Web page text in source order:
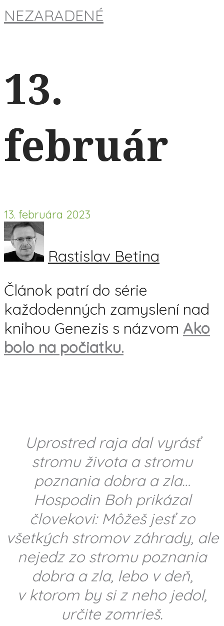
NEZARADENÉ
13.
február
13. februára 2023
Rastislav Betina
Článok patrí do série
každodenných zamyslení nad
knihou Genezis s názvom Ako
bolo na počiatku.
Uprostred raja dal vyrásť
stromu života a stromu
poznania dobra a zla…
Hospodin Boh prikázal
človekovi: Môžeš jesť zo
všetkých stromov záhrady, ale
nejedz zo stromu poznania
dobra a zla, lebo v deň,
v ktorom by si z neho jedol,
určite zomrieš.